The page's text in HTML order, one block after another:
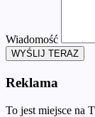
Wiadomość
WYŚLIJ TERAZ
Reklama
To jest miejsce na